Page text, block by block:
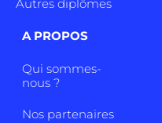
Autres diplômes
A PROPOS
Qui sommes-
nous ?
Nos partenaires